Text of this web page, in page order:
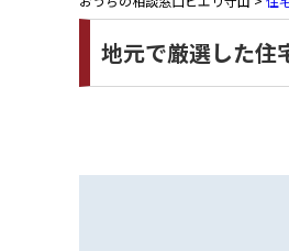
地元で厳選した住